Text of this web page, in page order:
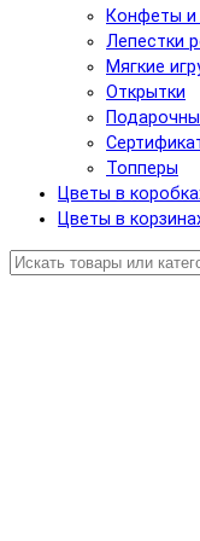
Конфеты
Лепестки
Мягкие
Открытки
Топперы
Цветы в
Цветы в